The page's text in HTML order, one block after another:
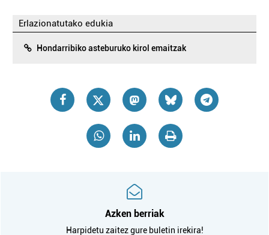
Erlazionatutako edukia
Hondarribiko asteburuko kirol emaitzak
Azken berriak
Harpidetu zaitez gure buletin irekira!